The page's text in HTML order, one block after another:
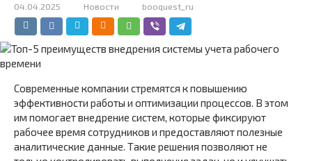
04.04.2025 Новости booquest_ru
Современные компании стремятся к повышению
эффективности работы и оптимизации процессов. В этом
им помогает внедрение систем, которые фиксируют
рабочее время сотрудников и предоставляют полезные
аналитические данные. Такие решения позволяют не